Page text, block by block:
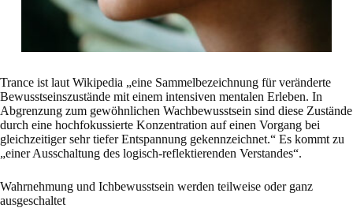
Trance ist laut Wikipedia „eine Sammelbezeichnung für veränderte
Bewusstseinszustände mit einem intensiven mentalen Erleben. In
Abgrenzung zum gewöhnlichen Wachbewusstsein sind diese Zustände
durch eine hochfokussierte Konzentration auf einen Vorgang bei
gleichzeitiger sehr tiefer Entspannung gekennzeichnet.“ Es kommt zu
„einer Ausschaltung des logisch-reflektierenden Verstandes“.
Wahrnehmung und Ichbewusstsein werden teilweise oder ganz
ausgeschaltet